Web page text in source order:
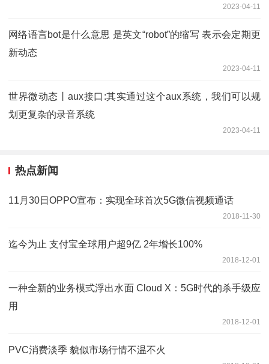
2023-04-11
网络语言bot是什么意思 是英文“robot”的缩写 表示会定期更
新动态
2023-04-11
世界微动态丨aux接口:其实通过这个aux系统，我们可以规
划更复杂的录音系统
2023-04-11
热点新闻
11月30日OPPO宣布：实现全球首次5G微信视频通话
2018-11-30
迄今为止 支付宝全球用户超9亿 2年增长100%
2018-12-01
一种全新的业务模式浮出水面 Cloud X：5G时代的杀手级应
用
2018-12-01
PVC消费淡季 貌似市场行情不温不火